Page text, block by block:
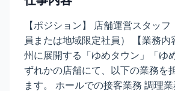
【ポジション】 店舗運営スタッ
員または地域限定社員） 【業務内
州に展開する「ゆめタウン」「ゆ
ずれかの店舗にて、以下の業務を
ます。 ホールでの接客業務 調理